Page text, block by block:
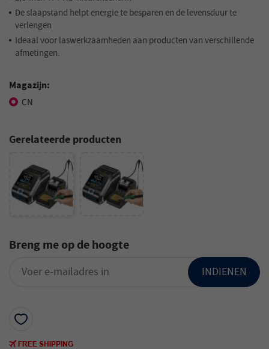
De slaapstand helpt energie te besparen en de levensduur te
verlengen
Ideaal voor laswerkzaamheden aan producten van verschillende
afmetingen.
Magazijn:
CN
Gerelateerde producten
Breng me op de hoogte
INDIENEN